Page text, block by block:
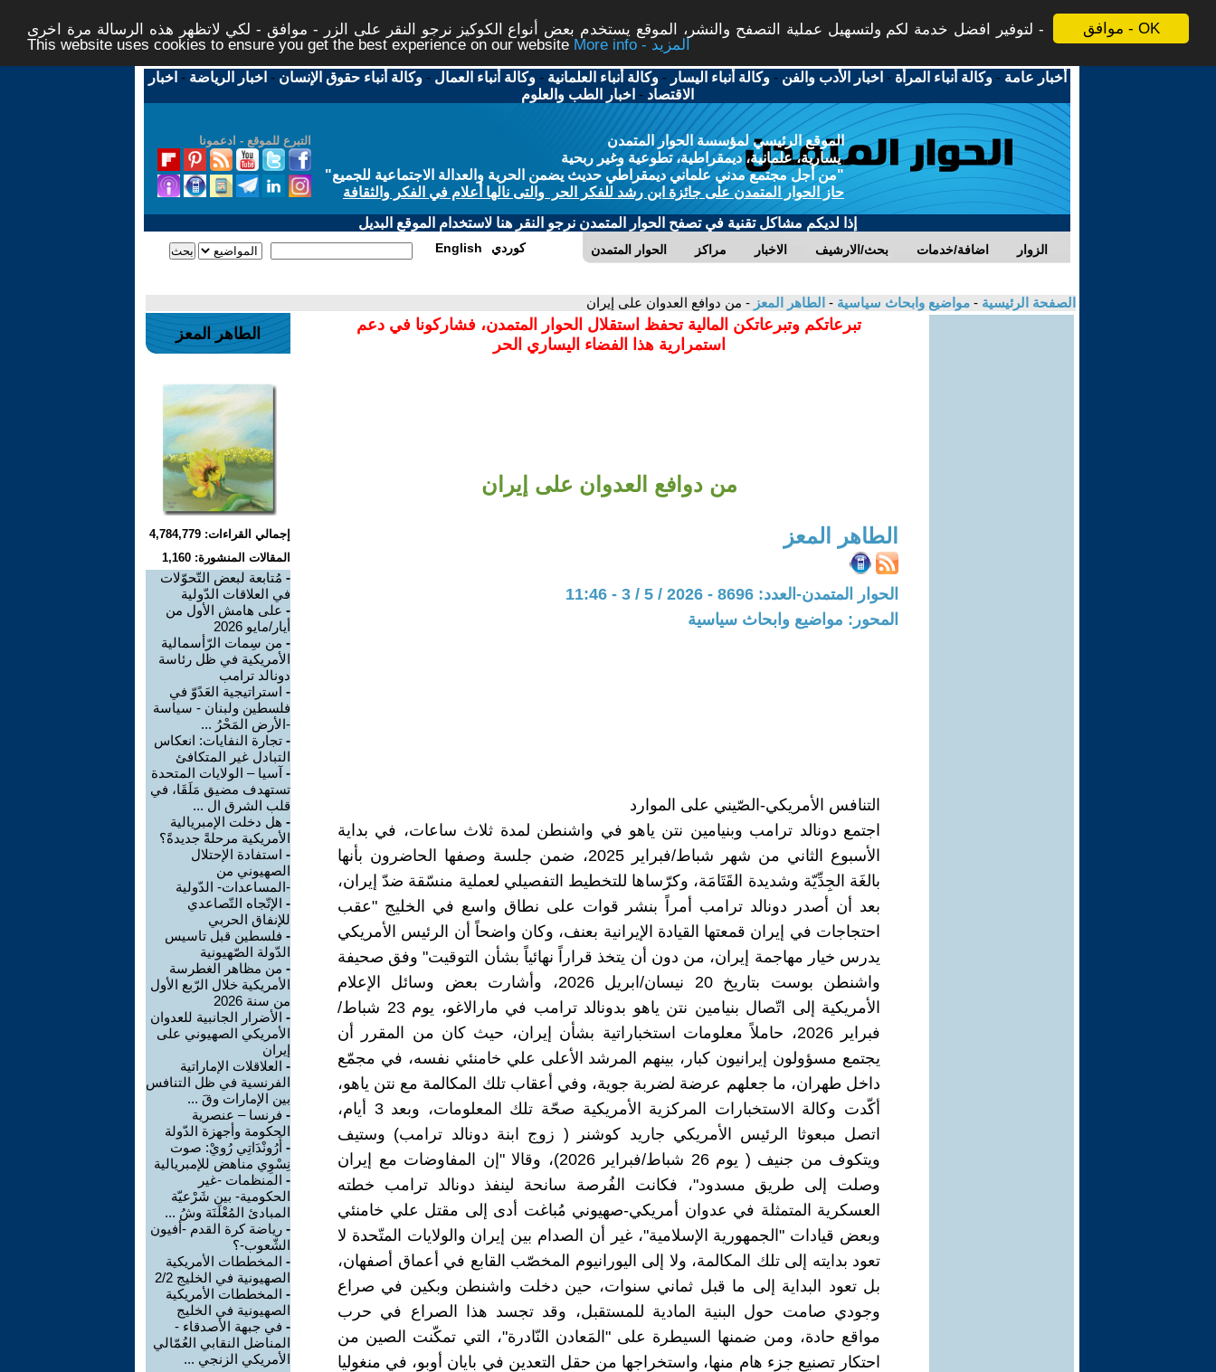
موافق - OK
لتوفير افضل خدمة لكم ولتسهيل عملية التصفح والنشر، الموقع يستخدم بعض أنواع الكوكيز نرجو النقر على الزر - موافق - لكي لاتظهر هذه الرسالة مرة اخرى -
This website uses cookies to ensure you get the best experience on our website
More info - المزيد
أخبار عامة -وكالة أنباء المرأة - اخبار الأدب والفن -وكالة أنباء اليسار -وكالة أنباء العلمانية -وكالة أنباء العمال -وكالة أنباء حقوق الإنسان - اخبار الرياضة - اخبار
الاقتصاد - اخبار الطب والعلوم
التبرع للموقع - ادعمونا
الموقع الرئيسي لمؤسسة الحوار المتمدن
يسارية، علمانية، ديمقراطية، تطوعية وغير ربحية
"من أجل مجتمع مدني علماني ديمقراطي حديث يضمن الحرية والعدالة الاجتماعية للجميع"
حاز الحوار المتمدن على جائزة ابن رشد للفكر الحر والتى نالها أعلام في الفكر والثقافة
إذا لديكم مشاكل تقنية في تصفح الحوار المتمدن نرجو النقر هنا لاستخدام الموقع البديل
الحوار المتمدن مراكز الاخبار بحث/الارشيف اضافة/خدمات الزوار English كوردي
الصفحة الرئيسية - مواضيع وابحاث سياسية - الطاهر المعز - من دوافع العدوان على إيران
تبرعاتكم وتبرعاتكن المالية تحفظ استقلال الحوار المتمدن، فشاركونا في دعم
استمرارية هذا الفضاء اليساري الحر
من دوافع العدوان على إيران
الطاهر المعز
الحوار المتمدن-العدد: 8696 - 2026 / 5 / 3 - 11:46
المحور: مواضيع وابحاث سياسية
التنافس الأمريكي-الصّيني على الموارد
اجتمع دونالد ترامب وبنيامين نتن ياهو في واشنطن لمدة ثلاث ساعات، في بداية
الأسبوع الثاني من شهر شباط/فبراير 2025، ضمن جلسة وصفها الحاضرون بأنها
بالغَة الجِدِّيّة وشديدة القَتَامَة، وكرّساها للتخطيط التفصيلي لعملية منسّقة ضدّ إيران،
بعد أن أصدر دونالد ترامب أمراً بنشر قوات على نطاق واسع في الخليج "عقب
احتجاجات في إيران قمعتها القيادة الإيرانية بعنف، وكان واضحاً أن الرئيس الأمريكي
يدرس خيار مهاجمة إيران، من دون أن يتخذ قراراً نهائياً بشأن التوقيت" وفق صحيفة
واشنطن بوست بتاريخ 20 نيسان/ابريل 2026، وأشارت بعض وسائل الإعلام
الأمريكية إلى اتّصال بنيامين نتن ياهو بدونالد ترامب في مارالاغو، يوم 23 شباط/
فبراير 2026، حاملاً معلومات استخباراتية بشأن إيران، حيث كان من المقرر أن
يجتمع مسؤولون إيرانيون كبار، بينهم المرشد الأعلى علي خامنئي نفسه، في مجمّع
داخل طهران، ما جعلهم عرضة لضربة جوية، وفي أعقاب تلك المكالمة مع نتن ياهو،
أكّدت وكالة الاستخبارات المركزية الأمريكية صحّة تلك المعلومات، وبعد 3 أيام،
اتصل مبعوثا الرئيس الأمريكي جاريد كوشنر ( زوج ابنة دونالد ترامب) وستيف
ويتكوف من جنيف ( يوم 26 شباط/فبراير 2026)، وقالا "إن المفاوضات مع إيران
وصلت إلى طريق مسدود"، فكانت الفُرصة سانحة لينفذ دونالد ترامب خطته
العسكرية المتمثلة في عدوان أمريكي-صهيوني مُباغت أدى إلى مقتل علي خامنئي
وبعض قيادات "الجمهورية الإسلامية"، غير أن الصدام بين إيران والولايات المتّحدة لا
تعود بدايته إلى تلك المكالمة، ولا إلى اليورانيوم المخصّب القابع في أعماق أصفهان،
بل تعود البداية إلى ما قبل ثماني سنوات، حين دخلت واشنطن وبكين في صراع
وجودي صامت حول البنية المادية للمستقبل، وقد تجسد هذا الصراع في حرب
مواقع حادة، ومن ضمنها السيطرة على "المَعادن النّادرة"، التي تمكّنت الصين من
احتكار تصنيع جزء هام منها، واستخراجها من حقل التعدين في بايان أوبو، في منغوليا
الطاهر المعز
إجمالي القراءات: 4,784,779
المقالات المنشورة: 1,160
- مُتابعة لبعض التّحوّلات
في العلاقات الدّولية
- على هامش الأول من
أيار/مايو 2026
- من سِمات الرّأسمالية
الأمريكية في ظل رئاسة
دونالد ترامب
- استراتيجية العَدًوّ في
فلسطين ولبنان - سياسة
-الأرض المَحْرُ ...
- تجارة النفايات: انعكاس
التبادل غير المتكافئ
- آسيا – الولايات المتحدة
تستهدف مضيق مَلَقَا، في
قلب الشرق ال ...
- هل دخلت الإمبريالية
الأمريكية مرحلةً جديدةً؟
- استفادة الإحتلال
الصهيوني من
-المساعدات- الدّولية
- الإتّجاه التّصاعدي
للإنفاق الحربي
- فلسطين قبل تاسيس
الدّولة الصّهيونية
- من مظاهر الغطرسة
الأمريكية خلال الرّبع الأول
من سنة 2026
- الأضرار الجانبية للعدوان
الأمريكي الصهيوني على
إيران
- العلاقلات الإماراتية
الفرنسية في ظل التنافس
بين الإمارات وقَ ...
- فرنسا – عنصرية
الحكومة وأجهزة الدّولة
- أَرُونْدَاتِي رُويْ: صوت
نِسْوِي مناهض للإمبريالية
- المنظمات -غير
الحكومية- بين شَرْعيّة
المبادئ المُعْلَنَة وشُ ...
- رياضة كرة القدم -أفيون
الشّعوب-؟
- المخططات الأمريكية
الصهيونية في الخليج 2/2
- المخططات الأمريكية
الصهيونية في الخليج
- في جبهة الأصدقاء -
المناضل النقابي العُمّالي
الأمريكي الزنجي ...